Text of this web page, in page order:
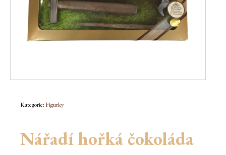
Kategorie: Figurky
Nářadí hořká čokoláda